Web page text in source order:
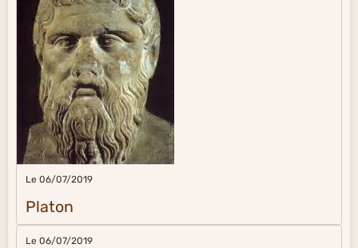
Le 06/07/2019
Platon
Le 06/07/2019